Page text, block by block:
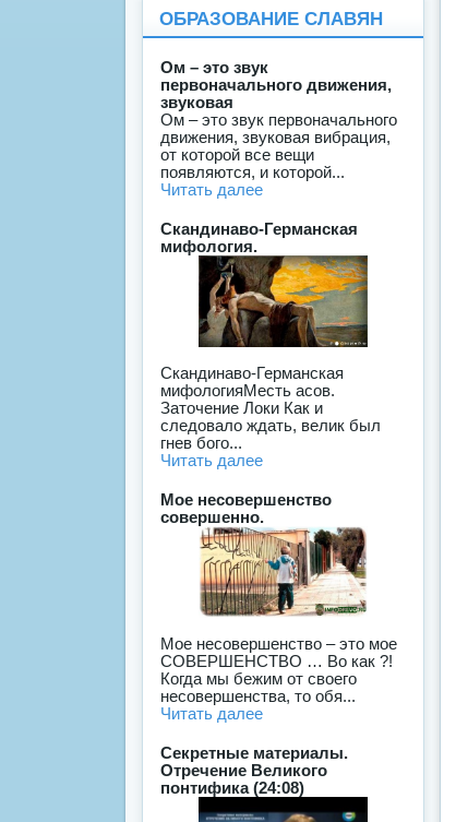
ОБРАЗОВАНИЕ СЛАВЯН
Ом – это звук
первоначального движения,
звуковая
Ом – это звук первоначального
движения, звуковая вибрация,
от которой все вещи
появляются, и которой...
Читать далее
Скандинаво-Германская
мифология.
Скандинаво-Германская
мифологияМесть асов.
Заточение Локи Как и
следовало ждать, велик был
гнев бого...
Читать далее
Мое несовершенство
совершенно.
Мое несовершенство – это мое
СОВЕРШЕНСТВО … Во как ?!
Когда мы бежим от своего
несовершенства, то обя...
Читать далее
Секретные материалы.
Отречение Великого
понтифика (24:08)